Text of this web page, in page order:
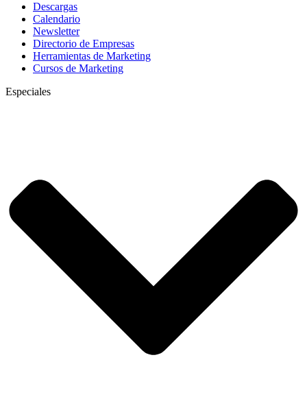
Descargas
Calendario
Newsletter
Directorio de Empresas
Herramientas de Marketing
Cursos de Marketing
Especiales